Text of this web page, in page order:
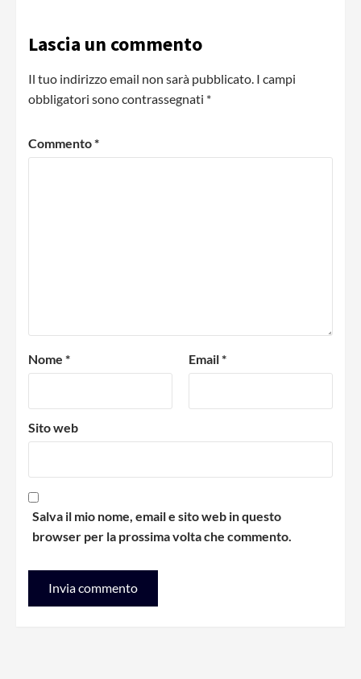
Lascia un commento
Il tuo indirizzo email non sarà pubblicato. I campi
obbligatori sono contrassegnati *
Commento*
Nome * Email*
Sito web
Salva il mio nome, email e sito web in questo
browser per la prossima volta che commento.